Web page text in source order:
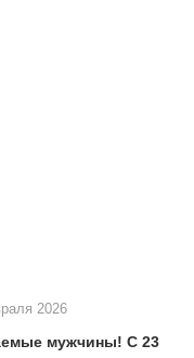
2026
мужчины! С 23